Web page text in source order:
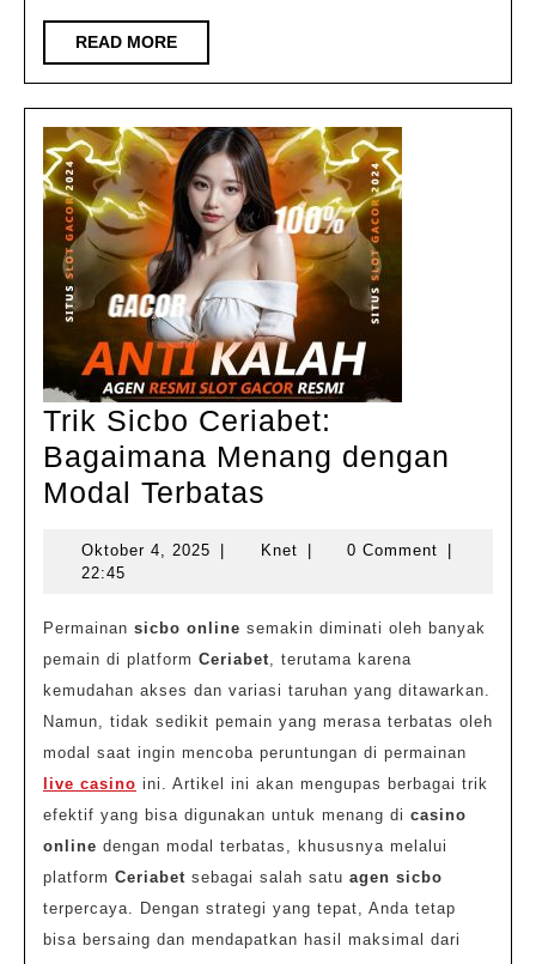
READ MOREREAD
MORE
Trik Sicbo Ceriabet:
Bagaimana Menang dengan
Modal Terbatas
Ceriabet:
Menang
dengan
Modal
Terbatas
Oktober 4, 2025 OktoberKnetKnet 0 Comment
22:45
Permainan sicbo online semakin diminati oleh banyak
pemain di platform Ceriabet, terutama karena
kemudahan akses dan variasi taruhan yang ditawarkan.
Namun, tidak sedikit pemain yang merasa terbatas oleh
modal saat ingin mencoba peruntungan di permainan
live casino ini. Artikel ini akan mengupas berbagai trik
efektif yang bisa digunakan untuk menang di casino
online dengan modal terbatas, khususnya melalui
platform Ceriabet sebagai salah satu agen sicbo
terpercaya. Dengan strategi yang tepat, Anda tetap
bisa bersaing dan mendapatkan hasil maksimal dari